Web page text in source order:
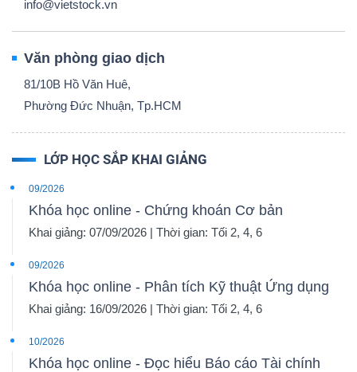
info@vietstock.vn
Văn phòng giao dịch
81/10B Hồ Văn Huê,
Phường Đức Nhuận, Tp.HCM
LỚP HỌC SẮP KHAI GIẢNG
09/2026
Khóa học online - Chứng khoán Cơ bản
Khai giảng: 07/09/2026 | Thời gian: Tối 2, 4, 6
09/2026
Khóa học online - Phân tích Kỹ thuật Ứng dụng
Khai giảng: 16/09/2026 | Thời gian: Tối 2, 4, 6
10/2026
Khóa học online - Đọc hiểu Báo cáo Tài chính